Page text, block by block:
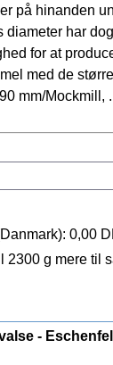
på hinanden
diameter har
for at
med de
mm/Mockmill,
0,00
2300 g mere til
-